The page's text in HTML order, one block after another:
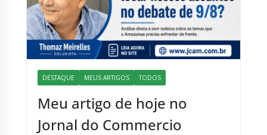
DESTAQUE MEUS ARTIGOS TODOS
Meu artigo de hoje no
Jornal do Commercio